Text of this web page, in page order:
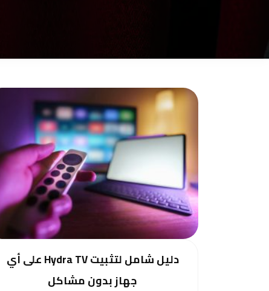
دليل شامل لتثبيت Hydra TV على أي
جهاز بدون مشاكل